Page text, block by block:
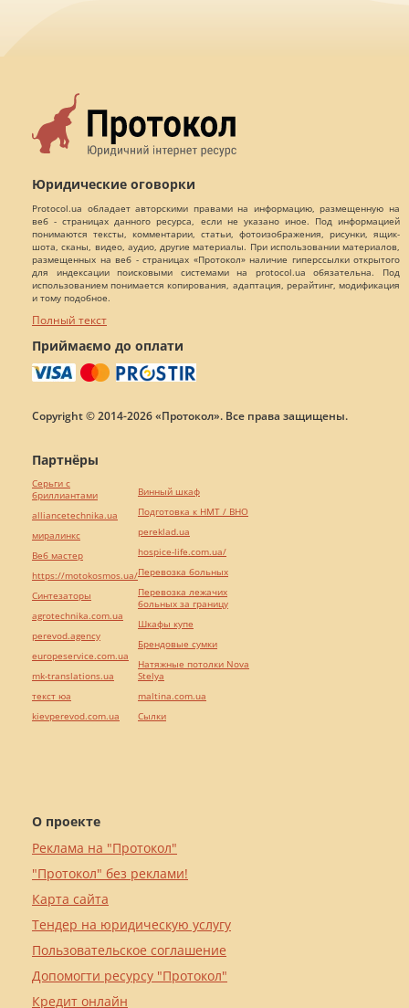
Юридические оговорки
Protocol.ua обладает авторскими правами на информацию, размещенную на
веб - страницах данного ресурса, если не указано иное. Под информацией
понимаются тексты, комментарии, статьи, фотоизображения, рисунки, ящик-
шота, сканы, видео, аудио, другие материалы. При использовании материалов,
размещенных на веб - страницах «Протокол» наличие гиперссылки открытого
для индексации поисковыми системами на protocol.ua обязательна. Под
использованием понимается копирования, адаптация, рерайтинг, модификация
и тому подобное.
Полный текст
Приймаємо до оплати
Copyright © 2014-2026 «Протокол». Все права защищены.
О проекте
Реклама на "Протокол"
"Протокол" без реклами!
Карта сайта
Тендер на юридическую услугу
Пользовательское соглашение
Допомогти ресурсу "Протокол"
Кредит онлайн
Партнёры
Серьги с
бриллиантами
alliancetechnika.ua
миралинкс
Веб мастер
https://motokosmos.ua/
Синтезаторы
agrotechnika.com.ua
perevod.agency
europeservice.com.ua
mk-translations.ua
текст юа
kievperevod.com.ua
Винный шкаф
Подготовка к НМТ / ВНО
pereklad.ua
hospice-life.com.ua/
Перевозка больных
Перевозка лежачих
больных за границу
Шкафы купе
Брендовые сумки
Натяжные потолки Nova
Stelya
maltina.com.ua
Cылки